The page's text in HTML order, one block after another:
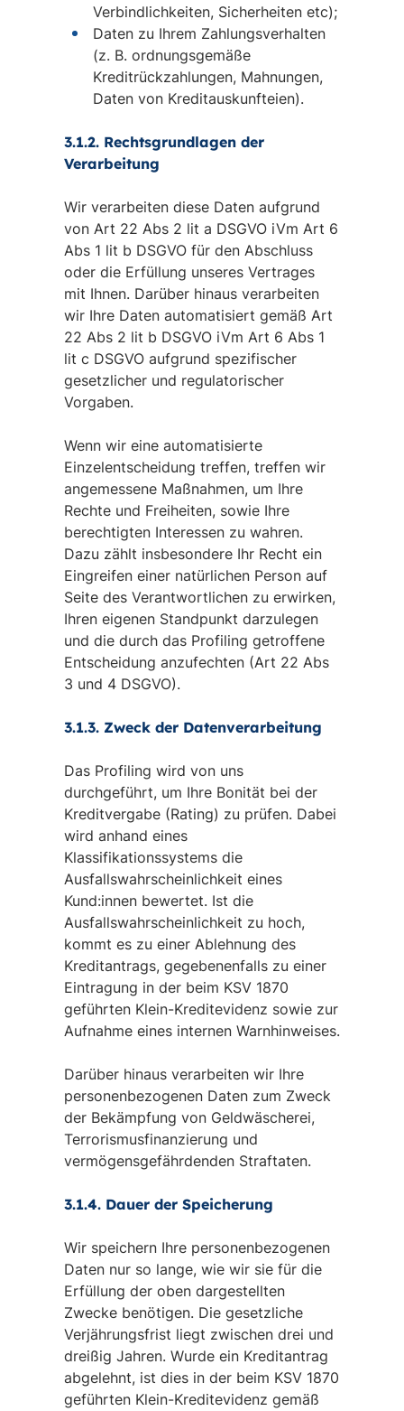
Verbindlichkeiten, Sicherheiten etc);
Daten zu Ihrem Zahlungsverhalten
(z. B. ordnungsgemäße
Kreditrückzahlungen, Mahnungen,
Daten von Kreditauskunfteien).
3.1.2. Rechtsgrundlagen der
Verarbeitung
Wir verarbeiten diese Daten aufgrund
von Art 22 Abs 2 lit a DSGVO iVm Art 6
Abs 1 lit b DSGVO für den Abschluss
oder die Erfüllung unseres Vertrages
mit Ihnen. Darüber hinaus verarbeiten
wir Ihre Daten automatisiert gemäß Art
22 Abs 2 lit b DSGVO iVm Art 6 Abs 1
lit c DSGVO aufgrund spezifischer
gesetzlicher und regulatorischer
Vorgaben.
Wenn wir eine automatisierte
Einzelentscheidung treffen, treffen wir
angemessene Maßnahmen, um Ihre
Rechte und Freiheiten, sowie Ihre
berechtigten Interessen zu wahren.
Dazu zählt insbesondere Ihr Recht ein
Eingreifen einer natürlichen Person auf
Seite des Verantwortlichen zu erwirken,
Ihren eigenen Standpunkt darzulegen
und die durch das Profiling getroffene
Entscheidung anzufechten (Art 22 Abs
3 und 4 DSGVO).
3.1.3. Zweck der Datenverarbeitung
Das Profiling wird von uns
durchgeführt, um Ihre Bonität bei der
Kreditvergabe (Rating) zu prüfen. Dabei
wird anhand eines
Klassifikationssystems die
Ausfallswahrscheinlichkeit eines
Kund:innen bewertet. Ist die
Ausfallswahrscheinlichkeit zu hoch,
kommt es zu einer Ablehnung des
Kreditantrags, gegebenenfalls zu einer
Eintragung in der beim KSV 1870
geführten Klein-Kreditevidenz sowie zur
Aufnahme eines internen Warnhinweises.
Darüber hinaus verarbeiten wir Ihre
personenbezogenen Daten zum Zweck
der Bekämpfung von Geldwäscherei,
Terrorismusfinanzierung und
vermögensgefährdenden Straftaten.
3.1.4. Dauer der Speicherung
Wir speichern Ihre personenbezogenen
Daten nur so lange, wie wir sie für die
Erfüllung der oben dargestellten
Zwecke benötigen. Die gesetzliche
Verjährungsfrist liegt zwischen drei und
dreißig Jahren. Wurde ein Kreditantrag
abgelehnt, ist dies in der beim KSV 1870
geführten Klein-Kreditevidenz gemäß